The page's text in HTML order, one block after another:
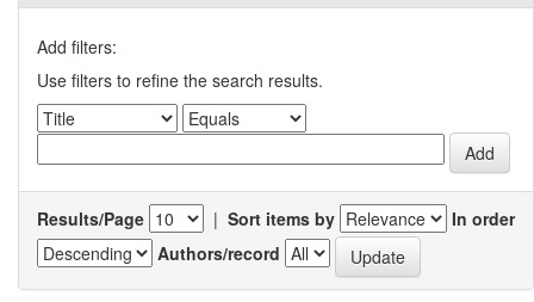
Add filters:
Use filters to refine the search results.
Results/Page | Sort items by
In order
Authors/record